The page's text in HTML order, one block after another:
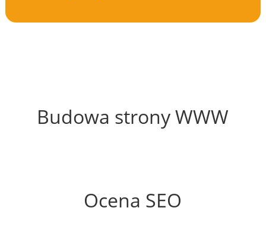
Budowa strony WWW
Ocena SEO